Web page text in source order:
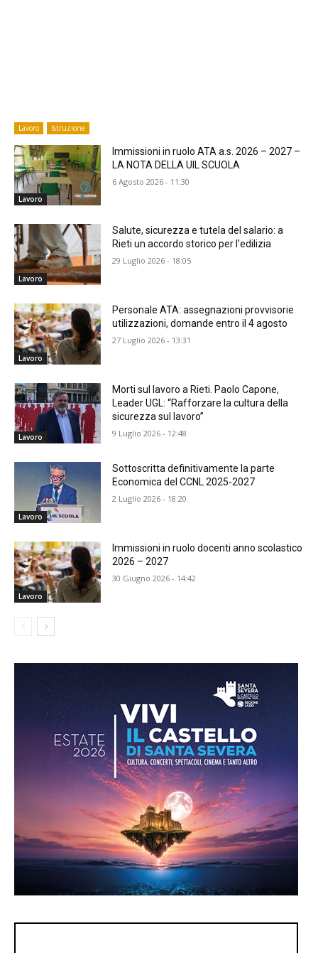
Lavoro Istruzione
Lavoro
Immissioni in ruolo ATA a.s. 2026 – 2027 –
LA NOTA DELLA UIL SCUOLA
6 Agosto 2026 - 11:30
Lavoro
​Salute, sicurezza e tutela del salario: a
Rieti un accordo storico per l’edilizia
29 Luglio 2026 - 18:05
Lavoro
Personale ATA: assegnazioni provvisorie
utilizzazioni, domande entro il 4 agosto
27 Luglio 2026 - 13:31
Lavoro
Morti sul lavoro a Rieti. Paolo Capone,
Leader UGL: “Rafforzare la cultura della
sicurezza sul lavoro”
9 Luglio 2026 - 12:48
Lavoro
Sottoscritta definitivamente la parte
Economica del CCNL 2025-2027
2 Luglio 2026 - 18:20
Lavoro
Immissioni in ruolo docenti anno scolastico
2026 – 2027
30 Giugno 2026 - 14:42